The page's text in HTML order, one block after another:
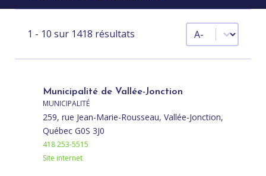
1 - 10 sur 1418 résultats Tier
Municipalité de Vallée-Jonction
MUNICIPALITÉ
259, rue Jean-Marie-Rousseau, Vallée-Jonction,
Québec G0S 3J0
418 253-5515
Site internet